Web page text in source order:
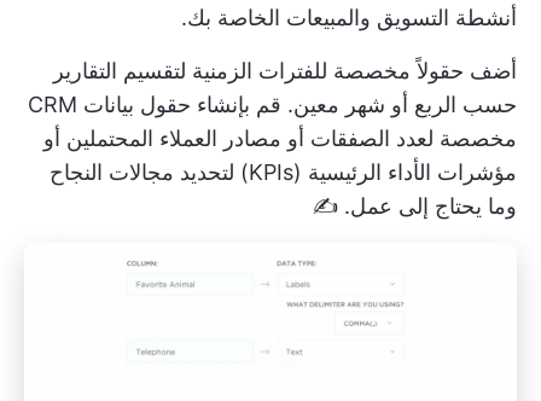
أنشطة التسويق والمبيعات الخاصة بك.
أضف حقولاً مخصصة للفترات الزمنية لتقسيم التقارير
حسب الربع أو شهر معين. قم بإنشاء حقول بيانات CRM
مخصصة لعدد الصفقات أو مصادر العملاء المحتملين أو
مؤشرات الأداء الرئيسية (KPIs) لتحديد مجالات النجاح
وما يحتاج إلى عمل. ✍️